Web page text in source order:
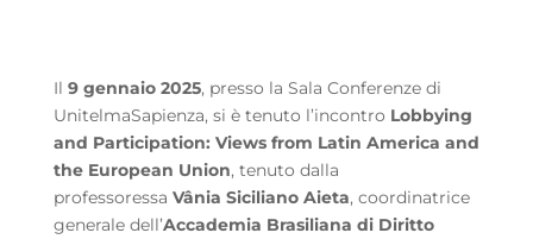
Il 9 gennaio 2025, presso la Sala Conferenze di
UnitelmaSapienza, si è tenuto l’incontro Lobbying
and Participation: Views from Latin America and
the European Union, tenuto dalla
professoressa Vânia Siciliano Aieta, coordinatrice
generale dell’Accademia Brasiliana di Diritto